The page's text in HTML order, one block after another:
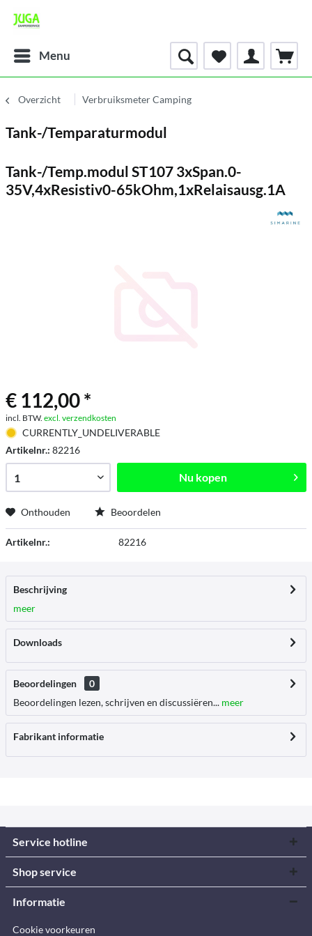
Menu
Overzicht Verbruiksmeter Camping
Tank-/Temparaturmodul
Tank-/Temp.modul ST107 3xSpan.0-
35V,4xResistiv0-65kOhm,1xRelaisausg.1A
€ 112,00 *
incl. BTW. excl. verzendkosten
CURRENTLY_UNDELIVERABLE
Artikelnr.: 82216
Nu kopen
Onthouden Beoordelen
Artikelnr.: 82216
Beschrijving
meer
Downloads
Beoordelingen
0
Beoordelingen lezen, schrijven en discussiëren... meer
Fabrikant informatie
Service hotline
Shop service
Informatie
Cookie voorkeuren